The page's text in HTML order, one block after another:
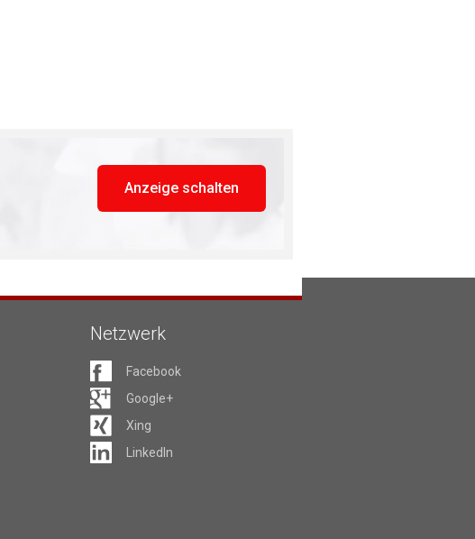
Anzeige schalten
Netzwerk
Facebook
Google+
Xing
LinkedIn